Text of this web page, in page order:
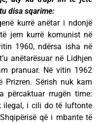
disa sqarime:
kurrë anëtar i ndonjë
jem kurrë komunist në
1960, ndërsa isha në
anëtarësuar në Lidhjen
pranuar. Në vitin 1962
Prizren. Sërish nuk kam
përcaktuar rrugën time:
ilegal, i cili do të luftonte
që i mbante të